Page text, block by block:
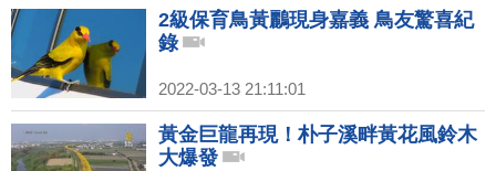
2級保育鳥黃鸝現身嘉義 鳥友驚喜紀
錄
2022-03-13 21:11:01
黃金巨龍再現！朴子溪畔黃花風鈴木
大爆發